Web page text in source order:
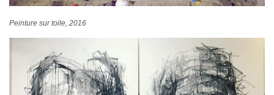
Peinture sur toile, 2016